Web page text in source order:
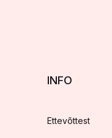
INFO
Ettevõttest